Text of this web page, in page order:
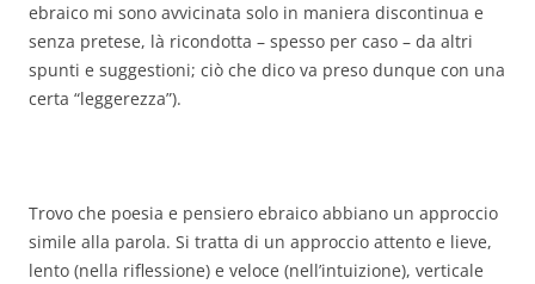
ebraico mi sono avvicinata solo in maniera discontinua e
senza pretese, là ricondotta – spesso per caso – da altri
spunti e suggestioni; ciò che dico va preso dunque con una
certa “leggerezza”).
Trovo che poesia e pensiero ebraico abbiano un approccio
simile alla parola. Si tratta di un approccio attento e lieve,
lento (nella riflessione) e veloce (nell’intuizione), verticale